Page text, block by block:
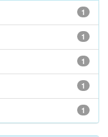
1
1
1
1
1